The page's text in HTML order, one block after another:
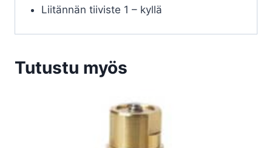
Liitännän tiiviste 1 – kyllä
Tutustu myös